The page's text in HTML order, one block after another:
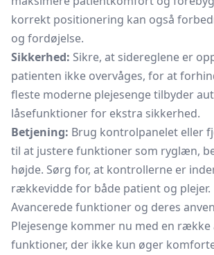
korrekt positionering kan også
og fordøjelse.
Sikkerhed: Sikre, at sidereglene er
patienten ikke overvåges, for at
fleste moderne plejesenge tilbyder
låsefunktioner for ekstra sikkerhed.
Betjening: Brug kontrolpanelet eller
til at justere funktioner som ryglæn,
højde. Sørg for, at kontrollerne er
rækkevidde for både patient og plejer.
Avancerede funktioner og deres
Plejesenge kommer nu med en række
funktioner, der ikke kun øger